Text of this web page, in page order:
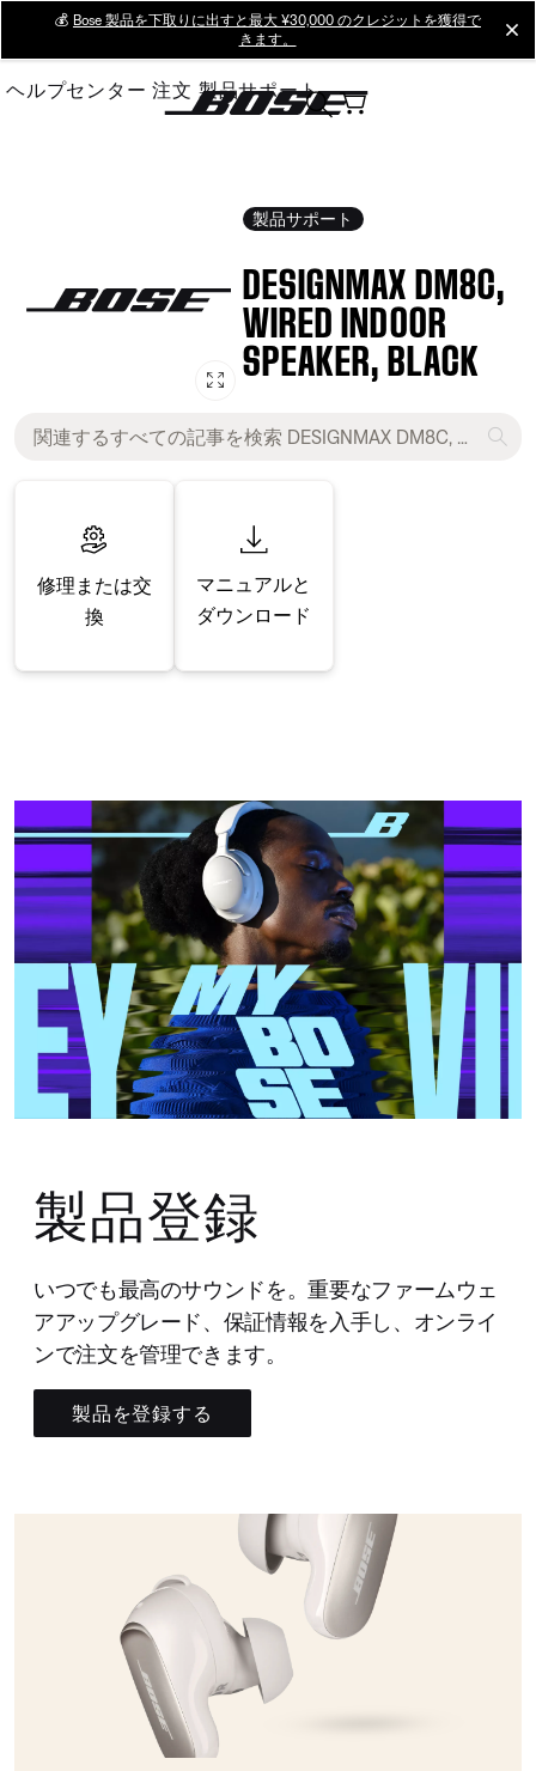
Main
💰 Bose 製品を下取りに出すと最大 ¥30,000 のクレジットを獲得で
きます。
ヘルプセンター 注文 製品サポート
製品サポート
DESIGNMAX DM8C,
WIRED INDOOR
SPEAKER, BLACK
修理または交
換
マニュアルと
ダウンロード
製品登録
いつでも最高のサウンドを。重要なファームウェ
アアップグレード、保証情報を入手し、オンライ
ンで注文を管理できます。
製品を登録する